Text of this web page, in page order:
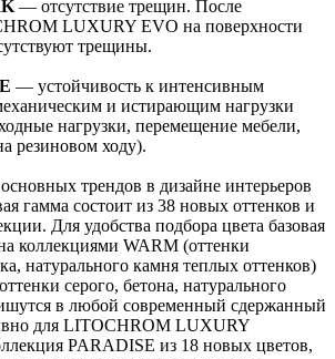
— отсутствие трещин. После
LUXURY EVO на поверхности
трещины.
— устойчивость к интенсивным
и истирающим нагрузки
нагрузки, перемещение мебели,
резиновом ходу).
трендов в дизайне интерьеров
гамма состоит из 38 новых оттенков и
Для удобства подбора цвета базовая
коллекциями WARM (оттенки
натурального камня теплых оттенков)
серого, бетона, натурального
в любой современный сдержанный
для LITOCHROM LUXURY
PARADISE из 18 новых цветов,